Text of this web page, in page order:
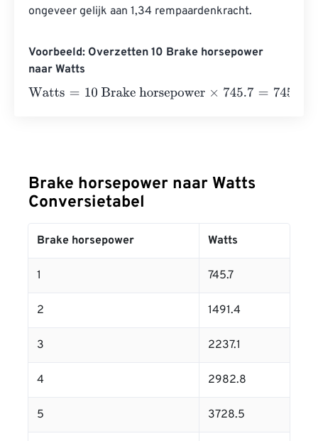
ongeveer gelijk aan 1,34 rempaardenkracht.
Voorbeeld: Overzetten 10 Brake horsepower
naar Watts
Watts= 10 Brake horsepower×745.7 =7457 Watts
Brake horsepower naar Watts
Conversietabel
Brake horsepower Watts
1 745.7
2 1491.4
3 2237.1
4 2982.8
5 3728.5